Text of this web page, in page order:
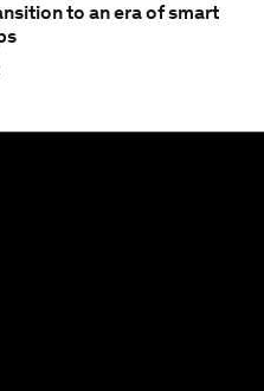
to an era of smart